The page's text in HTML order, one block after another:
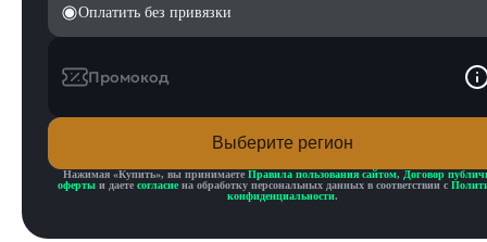
Оплатить без привязки
Промокод
Выберите регион
Нажимая «Купить», вы принимаете Правила пользования сайтом, Договор
оферты и даете согласие на обработку персональных данных в соответствии с
конфиденциальности.